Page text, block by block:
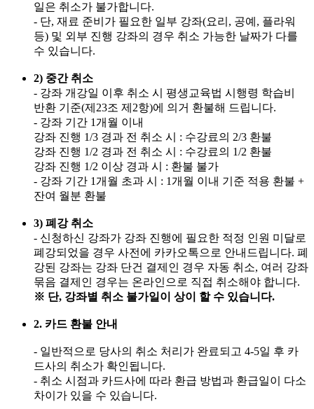
일은 취소가 불가합니다.
- 단, 재료 준비가 필요한 일부 강좌(요리, 공예, 플라워
등) 및 외부 진행 강좌의 경우 취소 가능한 날짜가 다를
수 있습니다.
2) 중간 취소
- 강좌 개강일 이후 취소 시 평생교육법 시행령 학습비
반환 기준(제23조 제2항)에 의거 환불해 드립니다.
- 강좌 기간 1개월 이내
강좌 진행 1/3 경과 전 취소 시 : 수강료의 2/3 환불
강좌 진행 1/2 경과 전 취소 시 : 수강료의 1/2 환불
강좌 진행 1/2 이상 경과 시 : 환불 불가
- 강좌 기간 1개월 초과 시 : 1개월 이내 기준 적용 환불 +
잔여 월분 환불
3) 폐강 취소
- 신청하신 강좌가 강좌 진행에 필요한 적정 인원 미달로
폐강되었을 경우 사전에 카카오톡으로 안내드립니다. 폐
강된 강좌는 강좌 단건 결제인 경우 자동 취소, 여러 강좌
묶음 결제인 경우는 온라인으로 직접 취소해야 합니다.
※ 단, 강좌별 취소 불가일이 상이 할 수 있습니다.
2. 카드 환불 안내
- 일반적으로 당사의 취소 처리가 완료되고 4-5일 후 카
드사의 취소가 확인됩니다.
- 취소 시점과 카드사에 따라 환급 방법과 환급일이 다소
차이가 있을 수 있습니다.